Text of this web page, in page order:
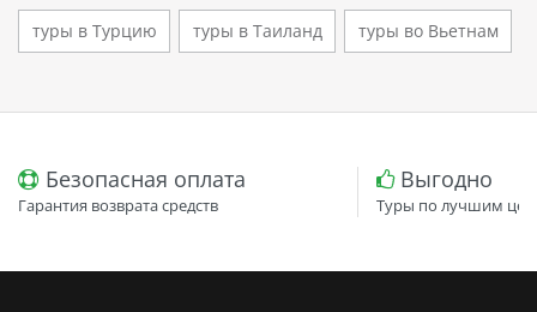
туры в Турцию туры в Таиланд туры во Вьетнам
Безопасная оплата
Гарантия возврата средств
Выгодно
Туры по лучшим